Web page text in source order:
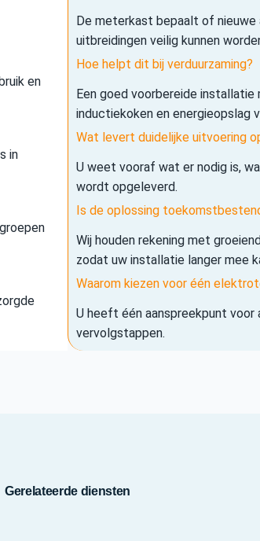
en
in
De meterkast bepaalt of
uitbreidingen veilig kunnen
Hoe helpt dit bij verduurzaming?
Een goed voorbereide installatie
inductiekoken en energieopslag
Wat levert duidelijke uitvoering
U weet vooraf wat er nodig is,
wordt opgeleverd.
Is de oplossing
Wij houden rekening met
zodat uw installatie langer mee
Waarom kiezen voor één
U heeft één aanspreekpunt
vervolgstappen.
Gerelateerde diensten